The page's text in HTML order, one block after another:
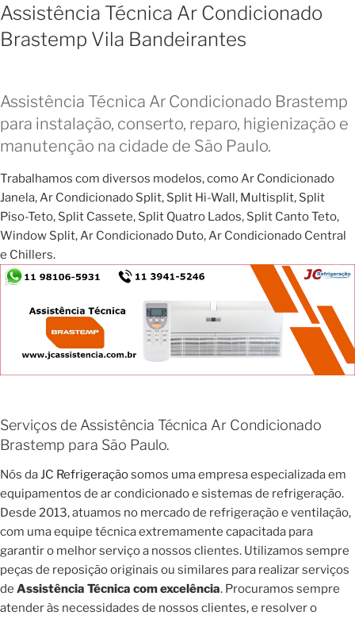
Assistência Técnica Ar Condicionado
Brastemp Vila Bandeirantes
Assistência Técnica Ar Condicionado Brastemp
para instalação, conserto, reparo, higienização e
manutenção na cidade de São Paulo.
Trabalhamos com diversos modelos, como Ar Condicionado
Janela, Ar Condicionado Split, Split Hi-Wall, Multisplit, Split
Piso-Teto, Split Cassete, Split Quatro Lados, Split Canto Teto,
Window Split, Ar Condicionado Duto, Ar Condicionado Central
e Chillers.
Serviços de Assistência Técnica Ar Condicionado
Brastemp para São Paulo.
Nós daJC Refrigeraçãosomos uma empresa especializada em
equipamentos de ar condicionado e sistemas de refrigeração.
Desde 2013, atuamos no mercado de refrigeração e ventilação,
com uma equipe técnica extremamente capacitada para
garantir o melhor serviço a nossos clientes. Utilizamos sempre
peças de reposição originais ou similares para realizar serviços
de Assistência Técnica com excelência. Procuramos sempre
atender às necessidades de nossos clientes, e resolver o